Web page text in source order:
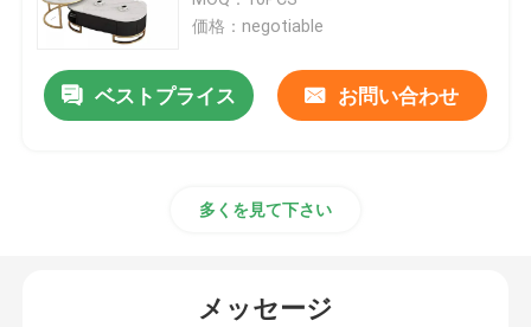
注文のコーヒー テーブル
価格：negotiable
ベストプライス お問い合わせ
多くを見て下さい
メッセージ